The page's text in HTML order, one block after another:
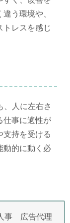
う環境や、
レスを感じ
、人に左右さ
仕事に適性が
持を受ける
動的に動く必
事 広告代理